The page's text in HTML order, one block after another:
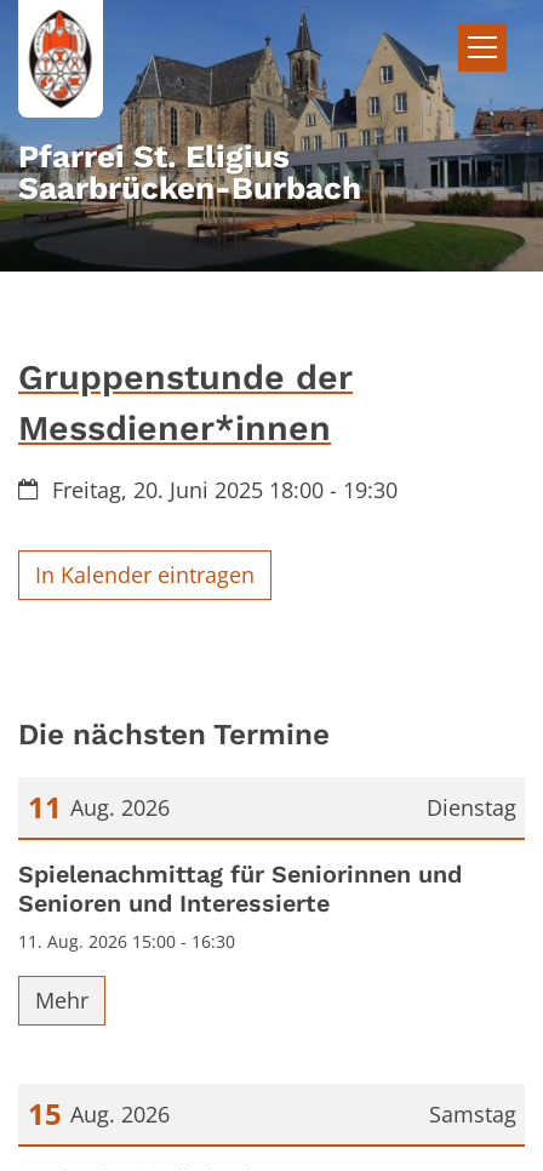
Zum Inhalt springen
Pfarrei St. Eligius
Saarbrücken-Burbach
Gruppenstunde der
Messdiener*innen
Datum:Freitag, 20. Juni 2025 18:00 - 19:30
In Kalender eintragen
Die nächsten Termine
Dienstag
11 Aug. 2026
Datum: 11. August 2026
Spielenachmittag für Seniorinnen und
Senioren und Interessierte
11. Aug. 2026 15:00 - 16:30
Mehr
Samstag
15 Aug. 2026